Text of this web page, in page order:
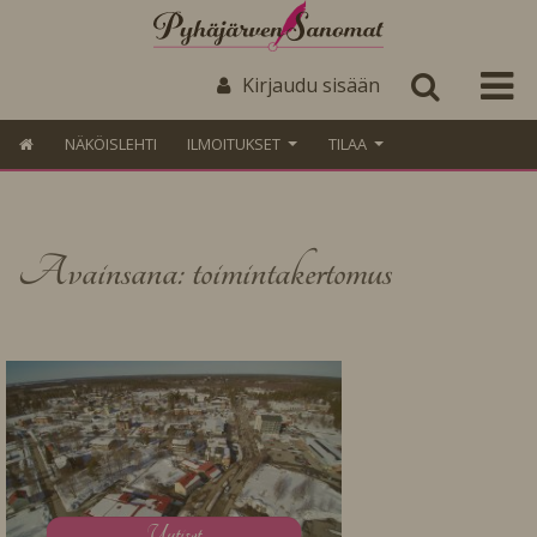
Kirjaudu sisään
NÄKÖISLEHTI ILMOITUKSET TILAA
Avainsana: toimintakertomus